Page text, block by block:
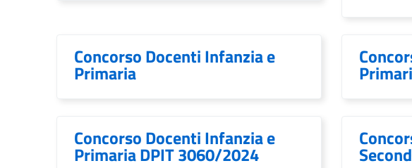
Concorso Docenti Infanzia e
Primaria
Concorso Docenti Infanzia e
Primaria DPIT 3060/2024